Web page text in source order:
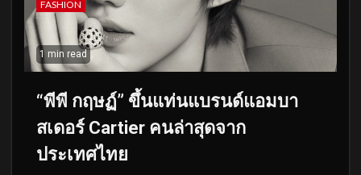
FASHION
1 min read
“พีพี กฤษฏ์” ขึ้นแท่นแบรนด์แอมบา
สเดอร์ Cartier คนล่าสุดจาก
ประเทศไทย